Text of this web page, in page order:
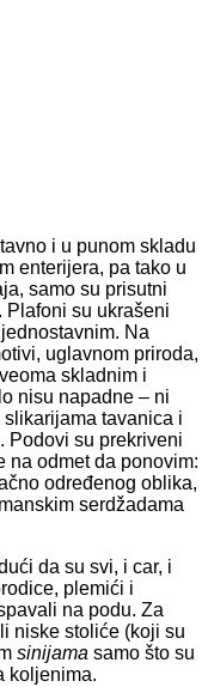
i u punom skladu
enterijera, pa tako u
samo su prisutni
Plafoni su ukrašeni
Na
uglavnom priroda,
skladnim i
nisu napadne – ni
slikarijama tavanica i
Podovi su prekriveni
na odmet da ponovim:
određenog oblika,
serdžadama
da su svi, i car, i
plemići i
na podu. Za
niske stoliće (koji su
sinijama samo što su
koljenima.